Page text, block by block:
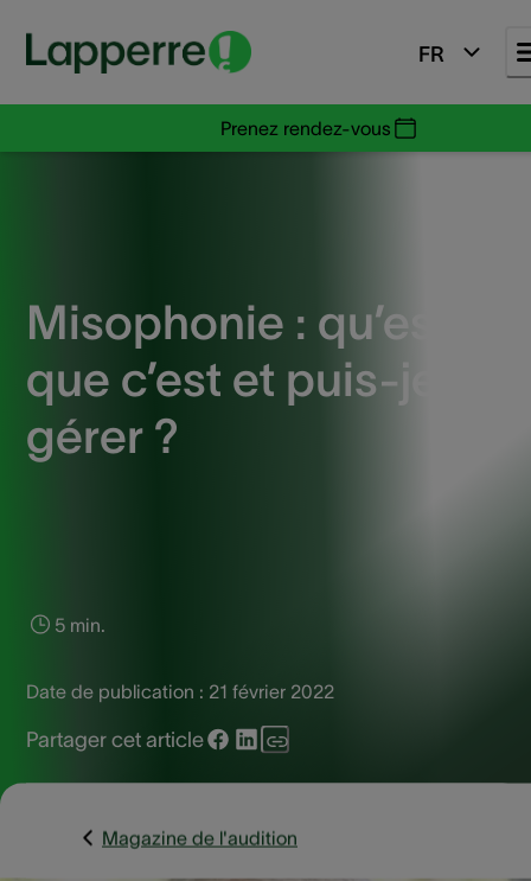
FR
Prenez rendez-vous
Misophonie : qu’est-ce
que c’est et puis-je la
gérer ?
5 min.
Date de publication : 21 février 2022
Partager cet article
Magazine de l'audition